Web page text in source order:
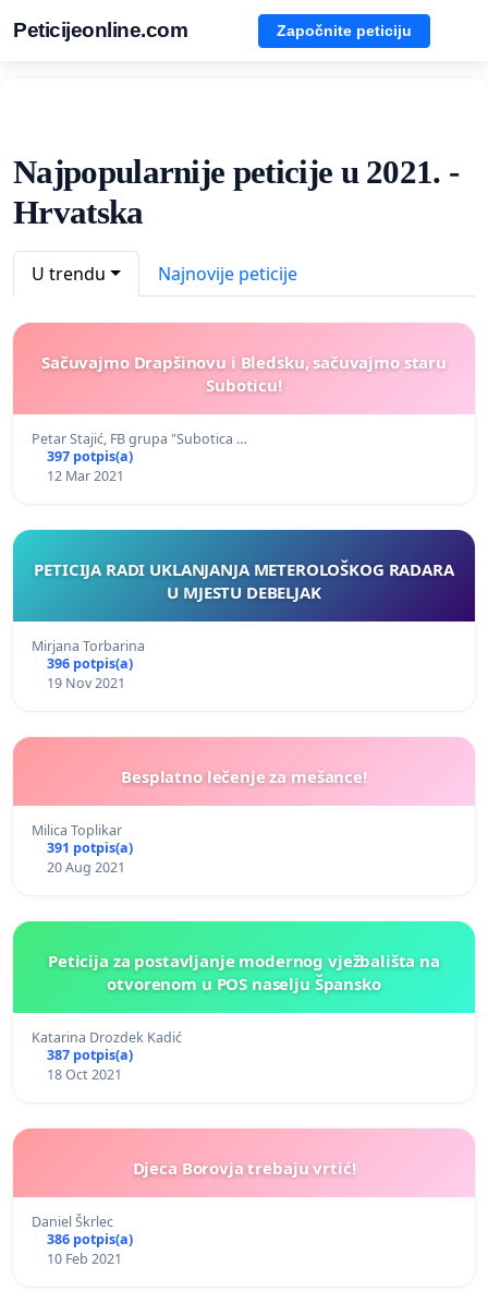
Peticijeonline.com Započnite peticiju
Najpopularnije peticije u 2021. -
Hrvatska
U trendu Najnovije peticije
Sačuvajmo Drapšinovu i Bledsku, sačuvajmo staru
Suboticu!
Petar Stajić, FB grupa "Subotica …
397 potpis(a)
12 Mar 2021
PETICIJA RADI UKLANJANJA METEROLOŠKOG RADARA
U MJESTU DEBELJAK
Mirjana Torbarina
396 potpis(a)
19 Nov 2021
Besplatno lečenje za mešance!
Milica Toplikar
391 potpis(a)
20 Aug 2021
Peticija za postavljanje modernog vježbališta na
otvorenom u POS naselju Špansko
Katarina Drozdek Kadić
387 potpis(a)
18 Oct 2021
Djeca Borovja trebaju vrtić!
Daniel Škrlec
386 potpis(a)
10 Feb 2021